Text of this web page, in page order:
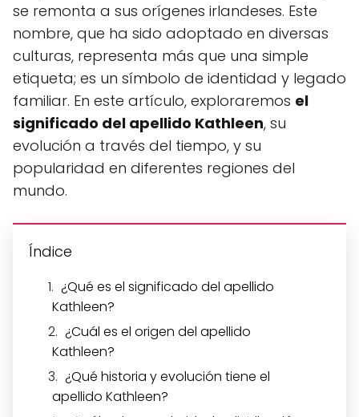
se remonta a sus orígenes irlandeses. Este
nombre, que ha sido adoptado en diversas
culturas, representa más que una simple
etiqueta; es un símbolo de identidad y legado
familiar. En este artículo, exploraremos el
significado del apellido Kathleen, su
evolución a través del tiempo, y su
popularidad en diferentes regiones del
mundo.
Índice
¿Qué es el significado del apellido
Kathleen?
¿Cuál es el origen del apellido
Kathleen?
¿Qué historia y evolución tiene el
apellido Kathleen?